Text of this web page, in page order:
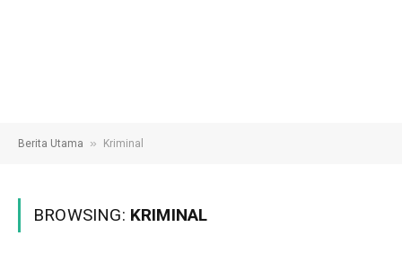
Berita Utama » Kriminal
BROWSING: KRIMINAL